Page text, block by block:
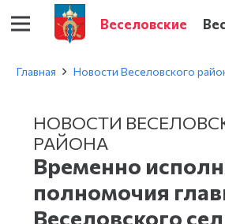
Веселовские
Главная Новости Веселовского
НОВОСТИ
РАЙОНА
Временно
полномочия
Веселовского